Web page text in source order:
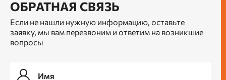
ОБРАТНАЯ СВЯЗЬ
Если не нашли нужную информацию, оставьте
заявку, мы вам перезвоним и ответим на возникшие
вопросы